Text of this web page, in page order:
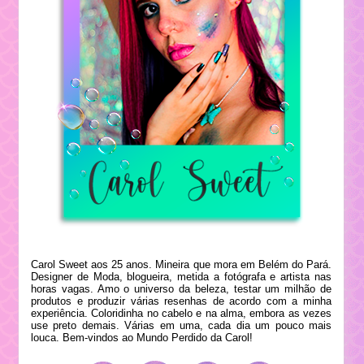
Carol Sweet aos 25 anos. Mineira que mora em Belém do Pará.
Designer de Moda, blogueira, metida a fotógrafa e artista nas
horas vagas. Amo o universo da beleza, testar um milhão de
produtos e produzir várias resenhas de acordo com a minha
experiência. Coloridinha no cabelo e na alma, embora as vezes
use preto demais. Várias em uma, cada dia um pouco mais
louca. Bem-vindos ao Mundo Perdido da Carol!